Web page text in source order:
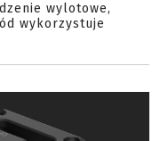
wylotowe,
wykorzystuje